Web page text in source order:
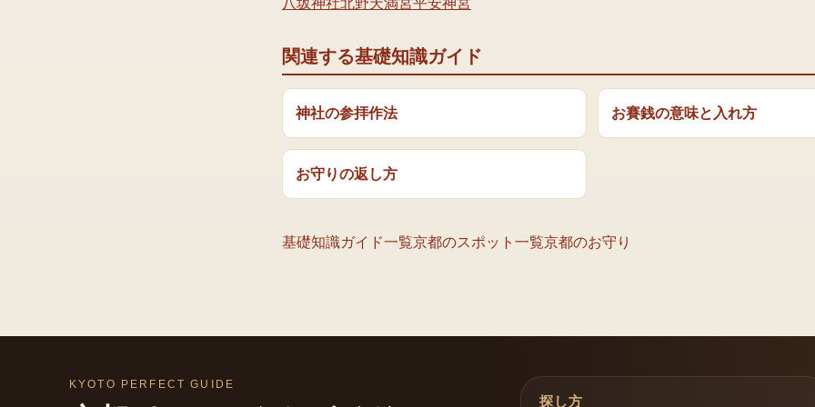
八坂神社北野天満宮平安神宮
関連する基礎知識ガイド
神社の参拝作法 お賽銭の意味と入れ方
お守りの返し方
基礎知識ガイド一覧京都のスポット一覧京都のお守り
KYOTO PERFECT GUIDE
探し方